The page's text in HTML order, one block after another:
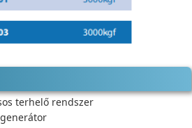
terhelő rendszer